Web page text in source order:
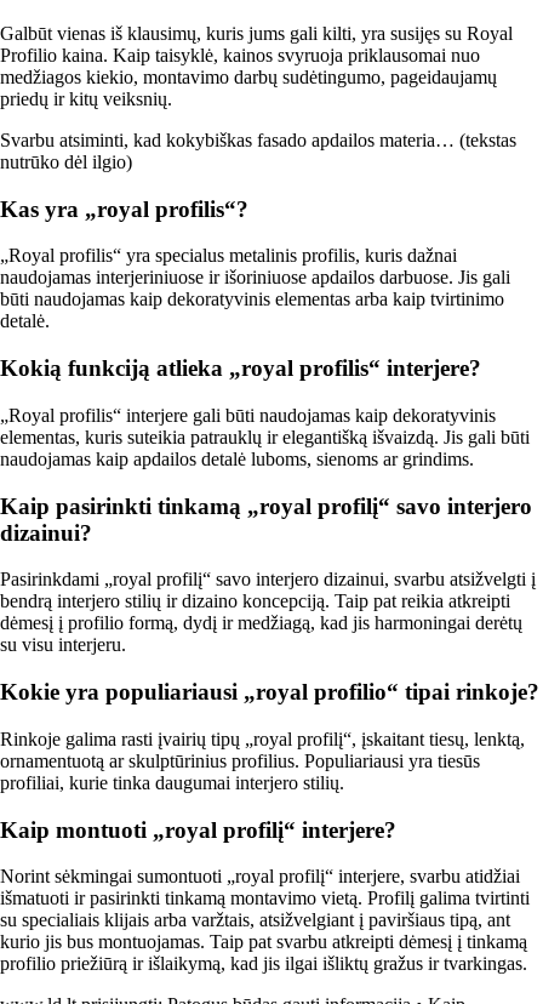
Galbūt vienas iš klausimų, kuris jums gali kilti, yra susijęs su Royal
Profilio kaina. Kaip taisyklė, kainos svyruoja priklausomai nuo
medžiagos kiekio, montavimo darbų sudėtingumo, pageidaujamų
priedų ir kitų veiksnių.
Svarbu atsiminti, kad kokybiškas fasado apdailos materia… (tekstas
nutrūko dėl ilgio)
Kas yra „royal profilis“?
„Royal profilis“ yra specialus metalinis profilis, kuris dažnai
naudojamas interjeriniuose ir išoriniuose apdailos darbuose. Jis gali
būti naudojamas kaip dekoratyvinis elementas arba kaip tvirtinimo
detalė.
Kokią funkciją atlieka „royal profilis“ interjere?
„Royal profilis“ interjere gali būti naudojamas kaip dekoratyvinis
elementas, kuris suteikia patrauklų ir elegantišką išvaizdą. Jis gali būti
naudojamas kaip apdailos detalė luboms, sienoms ar grindims.
Kaip pasirinkti tinkamą „royal profilį“ savo interjero
dizainui?
Pasirinkdami „royal profilį“ savo interjero dizainui, svarbu atsižvelgti į
bendrą interjero stilių ir dizaino koncepciją. Taip pat reikia atkreipti
dėmesį į profilio formą, dydį ir medžiagą, kad jis harmoningai derėtų
su visu interjeru.
Kokie yra populiariausi „royal profilio“ tipai rinkoje?
Rinkoje galima rasti įvairių tipų „royal profilį“, įskaitant tiesų, lenktą,
ornamentuotą ar skulptūrinius profilius. Populiariausi yra tiesūs
profiliai, kurie tinka daugumai interjero stilių.
Kaip montuoti „royal profilį“ interjere?
Norint sėkmingai sumontuoti „royal profilį“ interjere, svarbu atidžiai
išmatuoti ir pasirinkti tinkamą montavimo vietą. Profilį galima tvirtinti
su specialiais klijais arba varžtais, atsižvelgiant į paviršiaus tipą, ant
kurio jis bus montuojamas. Taip pat svarbu atkreipti dėmesį į tinkamą
profilio priežiūrą ir išlaikymą, kad jis ilgai išliktų gražus ir tvarkingas.